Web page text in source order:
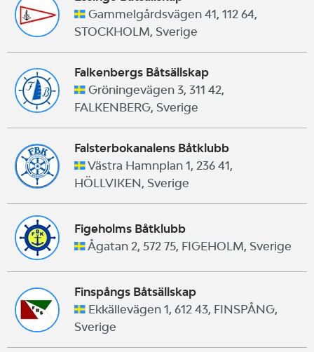
Gammelgårdsvägen 41, 112 64,
STOCKHOLM, Sverige
Falkenbergs Båtsällskap
Gröningevägen 3, 311 42,
FALKENBERG, Sverige
Falsterbokanalens Båtklubb
Västra Hamnplan 1, 236 41,
HÖLLVIKEN, Sverige
Figeholms Båtklubb
Ågatan 2, 572 75, FIGEHOLM, Sverige
Finspångs Båtsällskap
Ekkällevägen 1, 612 43, FINSPÅNG,
Sverige